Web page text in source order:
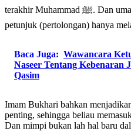
terakhir Muhammad ﷺ. Dan umat islam akan mendapat
petunjuk (pertolongan) hanya
Baca Juga: Wawancara
Naseer Tentang Kebenaran
Qasim
Imam Bukhari bahkan
penting, sehingga beliau
Dan mimpi bukan lah hal baru